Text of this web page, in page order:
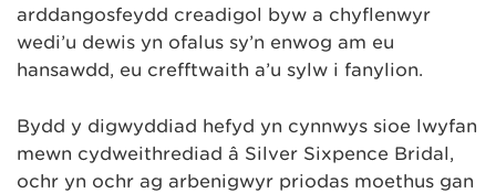
arddangosfeydd creadigol byw a chyflenwyr
wedi’u dewis yn ofalus sy’n enwog am eu
hansawdd, eu crefftwaith a’u sylw i fanylion.
Bydd y digwyddiad hefyd yn cynnwys sioe lwyfan
mewn cydweithrediad â Silver Sixpence Bridal,
ochr yn ochr ag arbenigwyr priodas moethus gan